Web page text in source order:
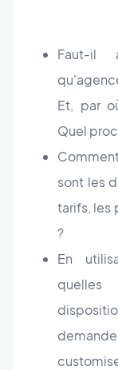
Faut-il
Et, par
Quel
sont les
tarifs, les
?
En